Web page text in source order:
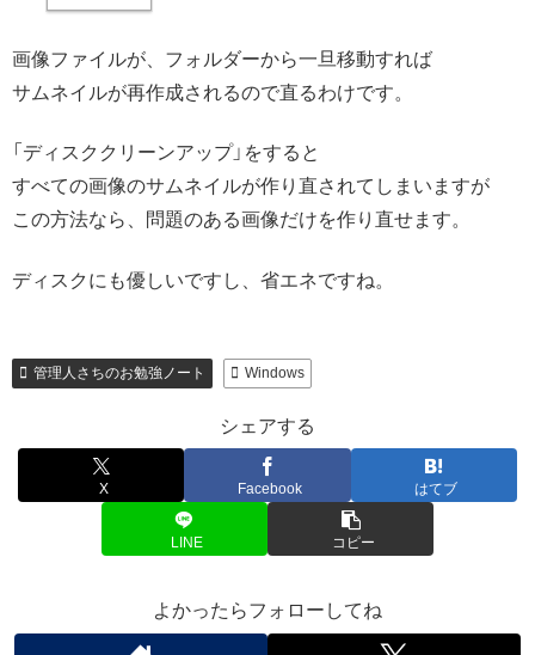
画像ファイルが、フォルダーから一旦移動すれば
サムネイルが再作成されるので直るわけです。
「ディスククリーンアップ」をすると
すべての画像のサムネイルが作り直されてしまいますが
この方法なら、問題のある画像だけを作り直せます。
ディスクにも優しいですし、省エネですね。
管理人さちのお勉強ノート Windows
シェアする
X Facebook はてブ
LINE コピー
よかったらフォローしてね